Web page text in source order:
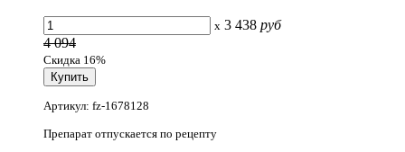
x 3 438 руб
4 094
Скидка 16%
Артикул: fz-1678128
Препарат отпускается по рецепту